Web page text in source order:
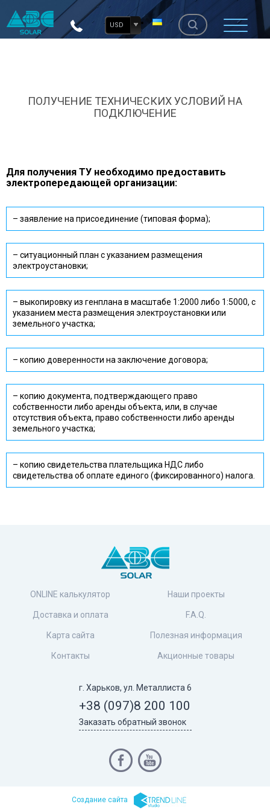
USD
ПОЛУЧЕНИЕ ТЕХНИЧЕСКИХ УСЛОВИЙ НА
ПОДКЛЮЧЕНИЕ
Для получения ТУ необходимо предоставить
электропередающей организации:
– заявление на присоединение (типовая форма);
– ситуационный план с указанием размещения
электроустановки;
– выкопировку из генплана в масштабе 1:2000 либо 1:5000, с
указанием места размещения электроустановки или
земельного участка;
– копию доверенности на заключение договора;
– копию документа, подтверждающего право
собственности либо аренды объекта, или, в случае
отсутствия объекта, право собственности либо аренды
земельного участка;
– копию свидетельства плательщика НДС либо
свидетельства об оплате единого (фиксированного) налога.
ONLINE калькулятор
Доставка и оплата
Карта сайта
Контакты
Наши проекты
F.A.Q.
Полезная информация
Акционные товары
г. Харьков, ул. Металлиста 6
+38 (097)8 200 100
Заказать обратный звонок
Cоздание сайта